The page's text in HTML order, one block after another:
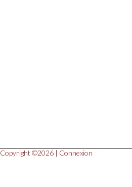
Copyright ©2026 | Connexion